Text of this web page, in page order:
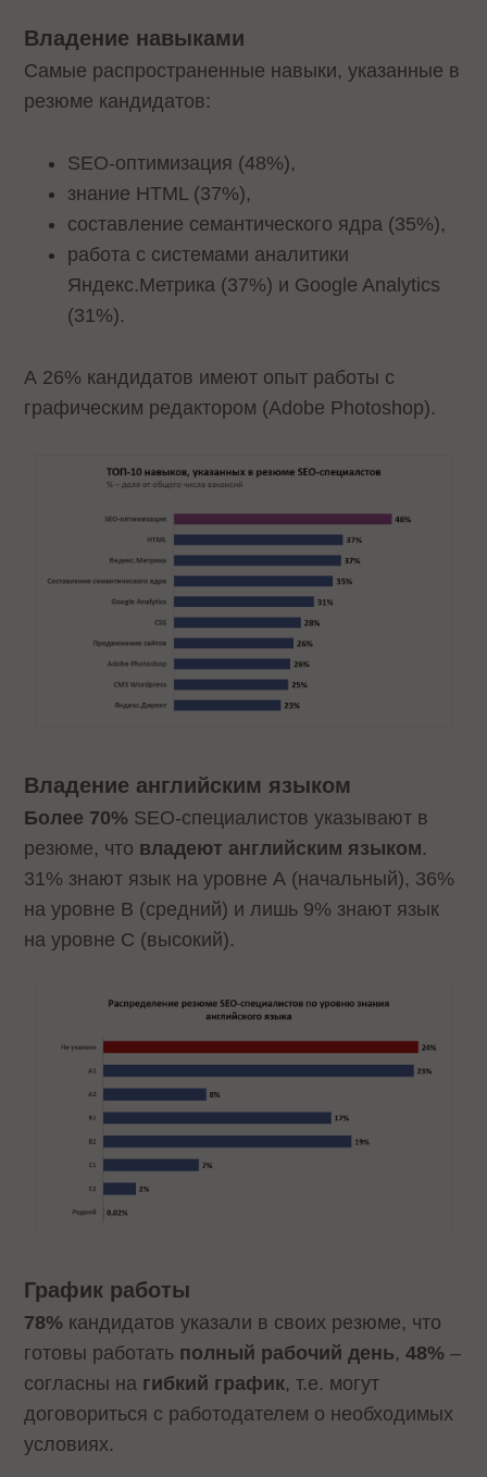
Владение навыками
Самые распространенные навыки, указанные в
резюме кандидатов:
SEO-оптимизация (48%),
знание HTML (37%),
составление семантического ядра (35%),
работа с системами аналитики
Яндекс.Метрика (37%) и Google Analytics
(31%).
А 26% кандидатов имеют опыт работы с
графическим редактором (Adobe Photoshop).
Владение английским языком
Более 70% SEO-специалистов указывают в
резюме, что владеют английским языком.
31% знают язык на уровне А (начальный), 36%
на уровне B (средний) и лишь 9% знают язык
на уровне C (высокий).
График работы
78% кандидатов указали в своих резюме, что
готовы работать полный рабочий день,48% –
согласны на гибкий график, т.е. могут
договориться с работодателем о необходимых
условиях.